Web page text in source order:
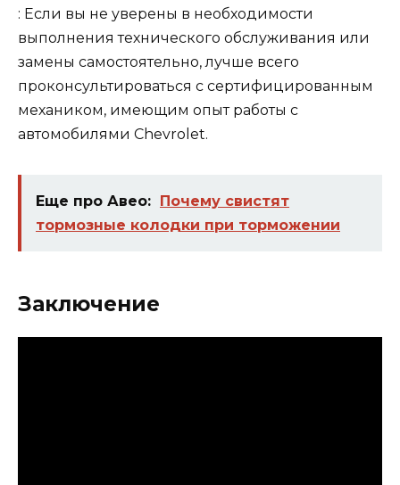
: Если вы не уверены в необходимости
выполнения технического обслуживания или
замены самостоятельно, лучше всего
проконсультироваться с сертифицированным
механиком, имеющим опыт работы с
автомобилями Chevrolet.
Еще про Авео:
Почему свистят
тормозные колодки при торможении
Заключение